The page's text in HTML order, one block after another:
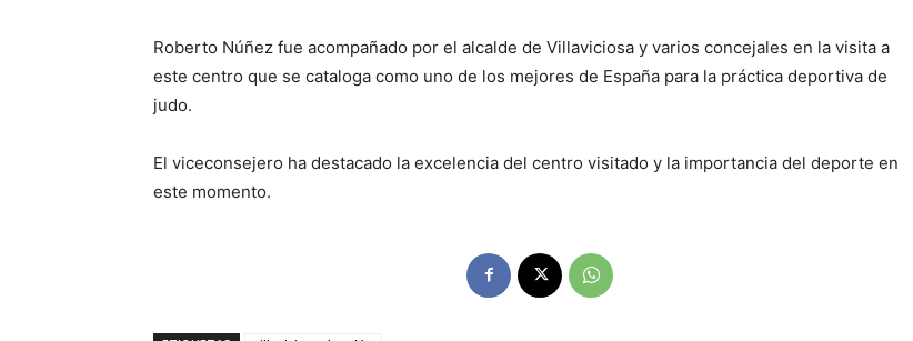
Roberto Núñez fue acompañado por el alcalde de Villaviciosa y varios concejales en la visita a
este centro que se cataloga como uno de los mejores de España para la práctica deportiva de
judo.
El viceconsejero ha destacado la excelencia del centro visitado y la importancia del deporte en
este momento.